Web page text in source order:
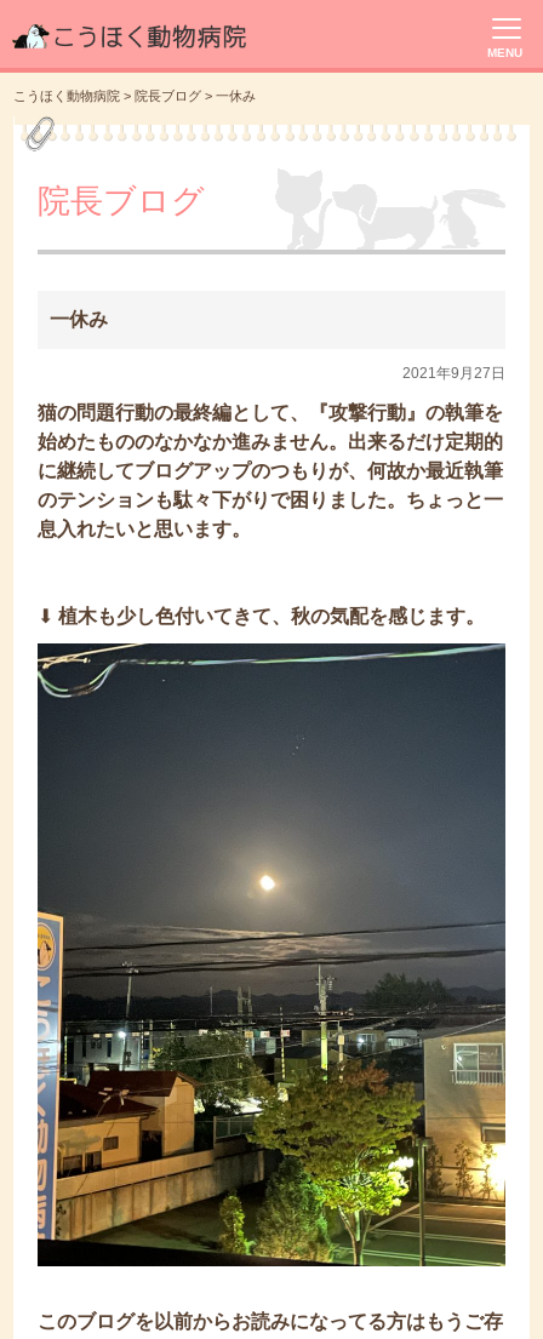
MENU
こうほく動物病院 >院長ブログ >一休み
院長ブログ
一休み
2021年9月27日
猫の問題行動の最終編として、『攻撃行動』の執筆を
始めたもののなかなか進みません。出来るだけ定期的
に継続してブログアップのつもりが、何故か最近執筆
のテンションも駄々下がりで困りました。ちょっと一
息入れたいと思います。
⬇︎植木も少し色付いてきて、秋の気配を感じます。
このブログを以前からお読みになってる方はもうご存